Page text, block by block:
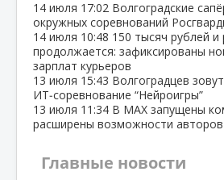
14 июля 17:02 Волгоградские
окружных соревнований
14 июля 10:48 150 тысяч рублей и
продолжается: зафиксированы
зарплат курьеров
13 июля 15:43 Волгоградцев
ИТ‑соревнование “Нейроигры”
13 июля 11:34 В МАХ запущены
расширены возможности авторов
Главные новости